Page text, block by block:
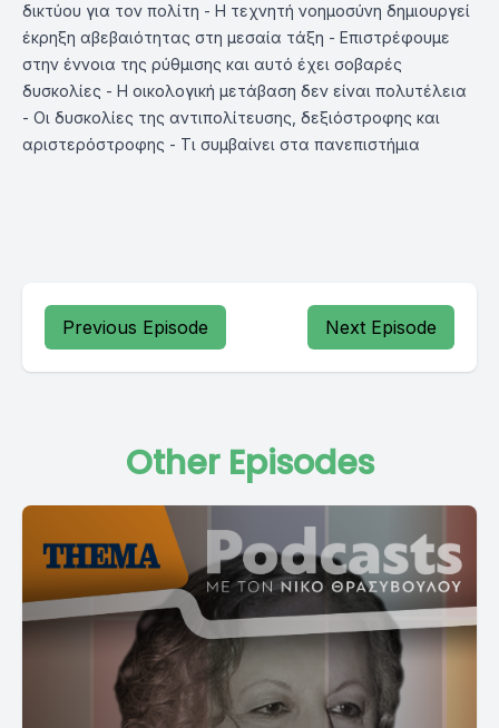
δικτύου για τον πολίτη - Η τεχνητή νοημοσύνη δημιουργεί
έκρηξη αβεβαιότητας στη μεσαία τάξη - Επιστρέφουμε
στην έννοια της ρύθμισης και αυτό έχει σοβαρές
δυσκολίες - Η οικολογική μετάβαση δεν είναι πολυτέλεια
- Οι δυσκολίες της αντιπολίτευσης, δεξιόστροφης και
αριστερόστροφης - Τι συμβαίνει στα πανεπιστήμια
Previous Episode Next Episode
Other Episodes